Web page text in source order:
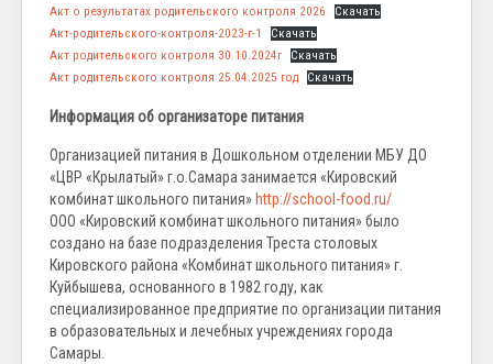
Акт о результатах родительского контроля 2026
Скачать
Акт-родительского-контроля-2023-г-1
Скачать
Акт родительского контроля 30.10.2024г
Скачать
Акт родительского контроля 25.04.2025 год
Скачать
Информация об организаторе питания
Организацией питания в Дошкольном отделении МБУ ДО
«ЦВР «Крылатый» г.о.Самара занимается «Кировский
комбинат школьного питания» http://school-food.ru/
ООО «Кировский комбинат школьного питания» было
создано на базе подразделения Треста столовых
Кировского района «Комбинат школьного питания» г.
Куйбышева, основанного в 1982 году, как
специализированное предприятие по организации питания
в образовательных и лечебных учреждениях города
Самары.